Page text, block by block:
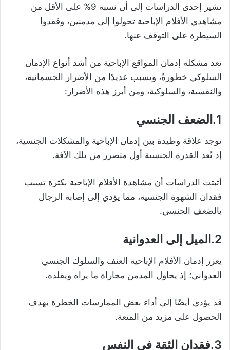
تشير إحدى الدراسات إلى أن نسبة 9% على الأقل من
مشاهدي الأفلام الإباحية تحولوا إلى مدمنين، وفقدوا
السيطرة على التوقف عنها.
تعد مشكلة إدمان المواقع الإباحية من أشد أنواع الإدمان
السلوكي خطورةً، ويسبب عديدًا من الأضرار الجسمانية،
والنفسية، والسلوكية، ومن أبرز هذه الأضرار:
1.الضعف الجنسي
توجد علاقة وطيدة بين إدمان الإباحية والمشكلات الجنسية،
إذ تُعد القدرة الجنسية أول متضرر من تلك الآفة.
أثبتت الدراسات أن مشاهدة الأفلام الإباحية بكثرة تسبب
فقدان الشهوة الجنسية، مما يؤدي إلى إصابة الرجال
بالضعف الجنسي.
2.الميل إلى العدوانية
يعزز إدمان الأفلام الإباحية العنف والسلوك الجنسي
العدواني؛ إذ يحاول المدمن مجاراة ما يراه ويقلده.
قد يؤدي أيضًا إلى أداء بعض الممارسات الخطرة بهدف
الحصول على مزيد من المتعة.
3.فقدان الثقة في النفس